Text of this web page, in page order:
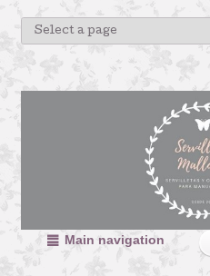
Main navigation